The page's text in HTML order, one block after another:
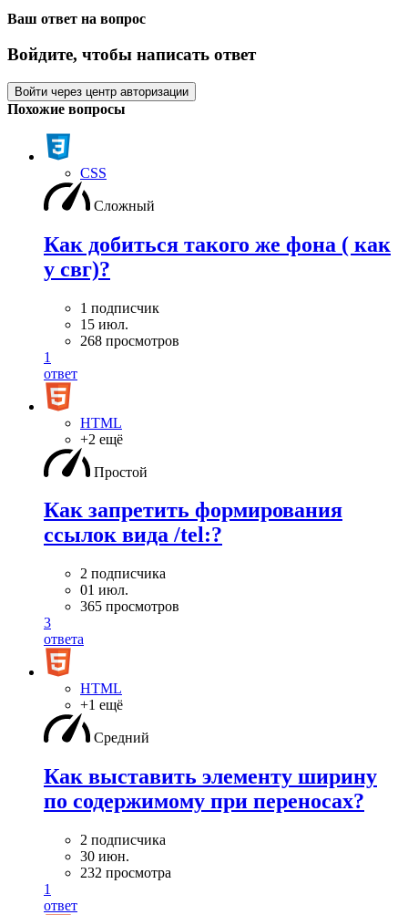
Ваш ответ на вопрос
Войдите, чтобы написать ответ
Войти через центр авторизации
Похожие вопросы
CSS
Сложный
Как добиться такого же фона ( как
у свг)?
1 подписчик
15 июл.
268 просмотров
1
ответ
HTML
+2 ещё
Простой
Как запретить формирования
ссылок вида /tel:?
2 подписчика
01 июл.
365 просмотров
3
ответа
HTML
+1 ещё
Средний
Как выставить элементу ширину
по содержимому при переносах?
2 подписчика
30 июн.
232 просмотра
1
ответ